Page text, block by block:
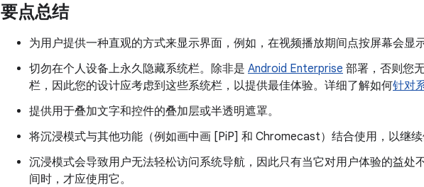
要点总结
为用户提供一种直观的方式来显示界面，例如，在视频播放期间点按屏幕会显
切勿在个人设备上永久隐藏系统栏。除非是 Android Enterprise 部署，否则您
栏，因此您的设计应考虑到这些系统栏，以提供最佳体验。详细了解如何针对
提供用于叠加文字和控件的叠加层或半透明遮罩。
将沉浸模式与其他功能（例如画中画 [PiP] 和 Chromecast）结合使用，以继续
沉浸模式会导致用户无法轻松访问系统导航，因此只有当它对用户体验的益处
间时，才应使用它。